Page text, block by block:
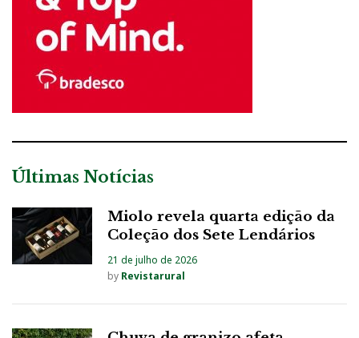
Últimas Notícias
Miolo revela quarta edição da
Coleção dos Sete Lendários
21 de julho de 2026
by Revistarural